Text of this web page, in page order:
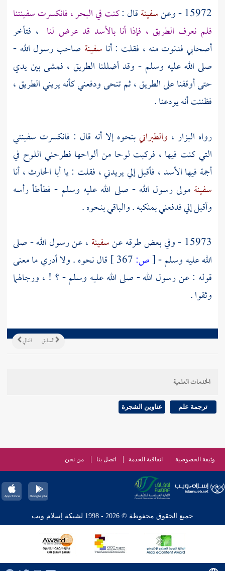
15972 - وعن سفينةقال :كنت في البحر ، فانكسرت سفينتنا
فلم نعرف الطريق ، فإذا أنا بالأسد قد عرض لنا ، فتأخر
أصحابي فدنوت منه ، فقلت : أنا سفينة صاحب رسول الله -
صلى الله عليه وسلم - وقد أضللنا الطريق ، فمشى بين يدي
حتى أوقفنا على الطريق ، ثم تنحى ودفعني كأنه يريني الطريق ،
فظننت أنه يودعنا .
رواه البزار ، والطبرانيبنحوه إلا أنه قال : فانكسرت سفينتي
التي كنت فيها ، فركبت لوحا من ألواحها فطرحني اللوح في
أجمة فيها الأسد ، فأقبل إلي يريدني ، فقلت : ياأبا الحارث، أنا
سفينةمولى رسول الله - صلى الله عليه وسلم - فطأطأ رأسه
وأقبل إلي فدفعني بمنكبه . والباقي بنحوه .
15973 - وفي بعض طرقه عن
سفينة ، عن رسول الله - صلى
الله عليه وسلم -[ص:
قال نحوه . ولا أدري ما معنى
قوله : عن رسول الله - صلى الله عليه وسلم - ؟ ! ، ورجالهما
وثقوا .
التالي السابق
الخدمات العلمية
ترجمة علم عناوين الشجرة
وثيقة الخصوصية اتفاقية الخدمة اتصل بنا من نحن
جميع الحقوق محفوظة © 2026 - 1998 لشبكة إسلام ويب